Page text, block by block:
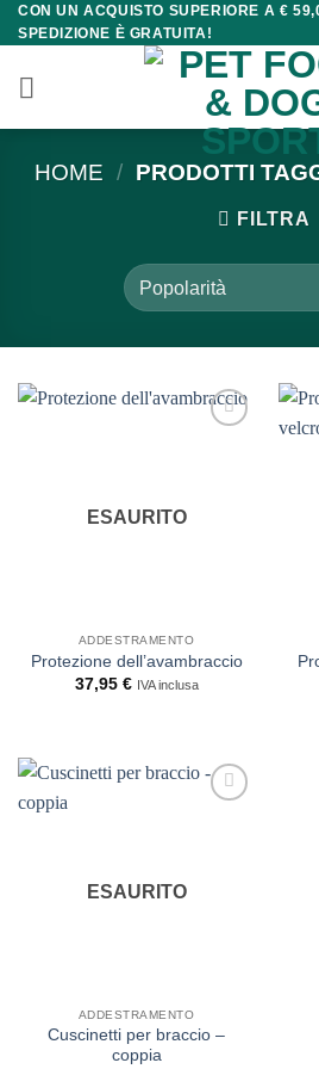
Salta
ai
contenuti
CON UN ACQUISTO SUPERIORE A €
SPEDIZIONE È GRATUITA!
HOME / PRODOTTI
FILTRA
ESAURITO
ADDESTRAMENTO
Protezione dell’avambraccio
37,95 € IVA inclusa
ESAURITO
ADDESTRAMENTO
Cuscinetti per braccio –
coppia